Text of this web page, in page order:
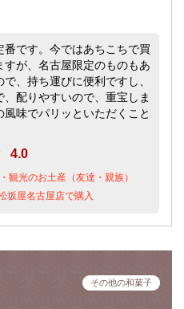
番です。今ではあちこちで買
すが、名古屋限定のものもあ
で、持ち運びに便利ですし、
、配りやすいので、重宝しま
風味でパリッといただくこと
4.0
観光のお土産（友達・親族）
坂屋名古屋店で購入
その他の和菓子